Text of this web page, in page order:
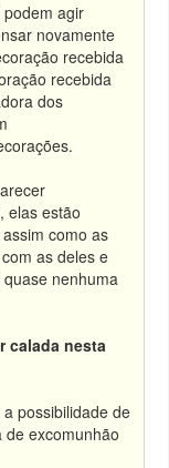
agir
novamente
recebida
recebida
dos
elas estão
como as
as deles e
nenhuma
calada nesta
possibilidade de
de excomunhão